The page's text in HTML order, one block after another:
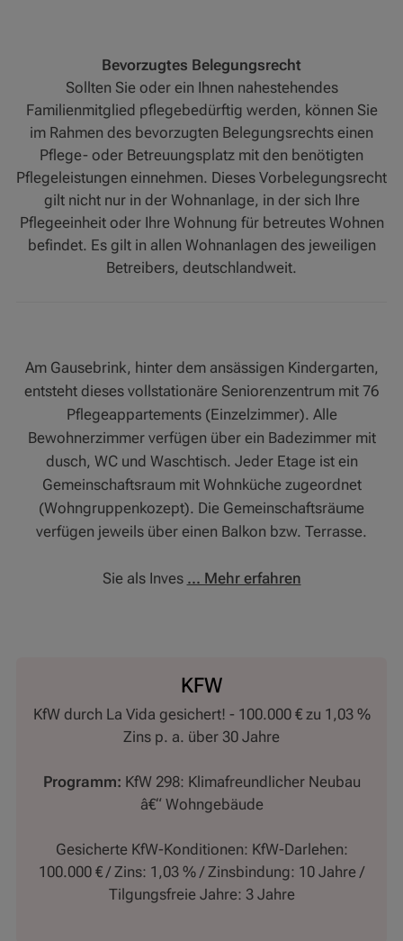
Bevorzugtes Belegungsrecht
Sollten Sie oder ein Ihnen nahestehendes
Familienmitglied pflegebedürftig werden, können Sie
im Rahmen des bevorzugten Belegungsrechts einen
Pflege- oder Betreuungsplatz mit den benötigten
Pflegeleistungen einnehmen. Dieses Vorbelegungsrecht
gilt nicht nur in der Wohnanlage, in der sich Ihre
Pflegeeinheit oder Ihre Wohnung für betreutes Wohnen
befindet. Es gilt in allen Wohnanlagen des jeweiligen
Betreibers, deutschlandweit.
Am Gausebrink, hinter dem ansässigen Kindergarten,
entsteht dieses vollstationäre Seniorenzentrum mit 76
Pflegeappartements (Einzelzimmer). Alle
Bewohnerzimmer verfügen über ein Badezimmer mit
dusch, WC und Waschtisch. Jeder Etage ist ein
Gemeinschaftsraum mit Wohnküche zugeordnet
(Wohngruppenkozept). Die Gemeinschaftsräume
verfügen jeweils über einen Balkon bzw. Terrasse.
Sie als Inves ... Mehr erfahren
KFW
KfW durch La Vida gesichert! - 100.000 € zu 1,03 %
Zins p. a. über 30 Jahre
Programm: KfW 298: Klimafreundlicher Neubau
â€“ Wohngebäude
Gesicherte KfW-Konditionen: KfW-Darlehen:
100.000 € / Zins: 1,03 % / Zinsbindung: 10 Jahre /
Tilgungsfreie Jahre: 3 Jahre